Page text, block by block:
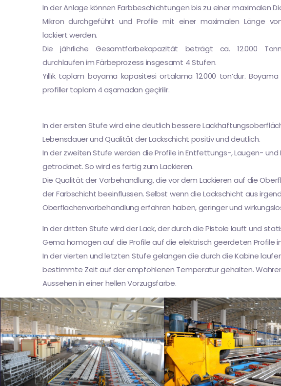
In der Anlage können Farbbeschichtungen bis zu einer maximalen
Mikron durchgeführt und Profile mit einer maximalen Länge
lackiert werden.
Die jährliche Gesamtfärbekapazität beträgt ca. 12.000
durchlaufen im Färbeprozess insgesamt 4 Stufen.
Yıllık toplam boyama kapasitesi ortalama 12.000 ton’dur.
profiller toplam 4 aşamadan geçirilir.
In der ersten Stufe wird eine deutlich bessere
Lebensdauer und Qualität der Lackschicht positiv und deutlich.
In der zweiten Stufe werden die Profile in Entfettungs-, Laugen-
getrocknet. So wird es fertig zum Lackieren.
Die Qualität der Vorbehandlung, die vor dem Lackieren auf die
der Farbschicht beeinflussen. Selbst wenn die Lackschicht aus
Oberflächenvorbehandlung erfahren haben, geringer und
In der dritten Stufe wird der Lack, der durch die Pistole läuft und
Gema homogen auf die Profile auf die elektrisch geerdeten
In der vierten und letzten Stufe gelangen die durch die Kabine
bestimmte Zeit auf der empfohlenen Temperatur gehalten.
Aussehen in einer hellen Vorzugsfarbe.